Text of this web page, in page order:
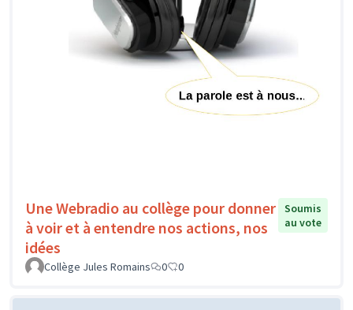
Une Webradio au collège pour donner
à voir et à entendre nos actions, nos
idées
Soumis
au vote
Collège Jules Romains 0 0